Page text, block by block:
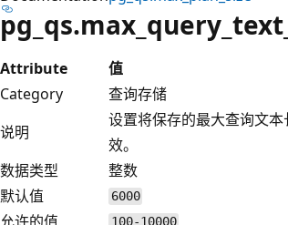
Attribute
值
Category
查询存储
说明
设置将保存的最大查询文
效。
数据类型
整数
默认值
6000
允许的值 100-10000